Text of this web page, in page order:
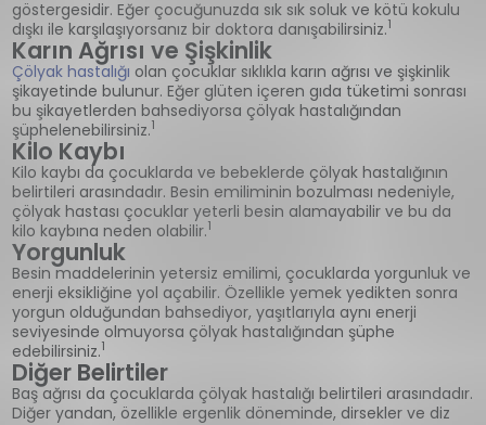
göstergesidir. Eğer çocuğunuzda sık sık soluk ve kötü kokulu
dışkı ile karşılaşıyorsanız bir doktora danışabilirsiniz.1
Karın Ağrısı ve Şişkinlik
Çölyak hastalığı olan çocuklar sıklıkla karın ağrısı ve şişkinlik
şikayetinde bulunur. Eğer glüten içeren gıda tüketimi sonrası
bu şikayetlerden bahsediyorsa çölyak hastalığından
şüphelenebilirsiniz.1
Kilo Kaybı
Kilo kaybı da çocuklarda ve bebeklerde çölyak hastalığının
belirtileri arasındadır. Besin emiliminin bozulması nedeniyle,
çölyak hastası çocuklar yeterli besin alamayabilir ve bu da
kilo kaybına neden olabilir.1
Yorgunluk
Besin maddelerinin yetersiz emilimi, çocuklarda yorgunluk ve
enerji eksikliğine yol açabilir. Özellikle yemek yedikten sonra
yorgun olduğundan bahsediyor, yaşıtlarıyla aynı enerji
seviyesinde olmuyorsa çölyak hastalığından şüphe
edebilirsiniz.1
Diğer Belirtiler
Baş ağrısı da çocuklarda çölyak hastalığı belirtileri arasındadır.
Diğer yandan, özellikle ergenlik döneminde, dirsekler ve diz